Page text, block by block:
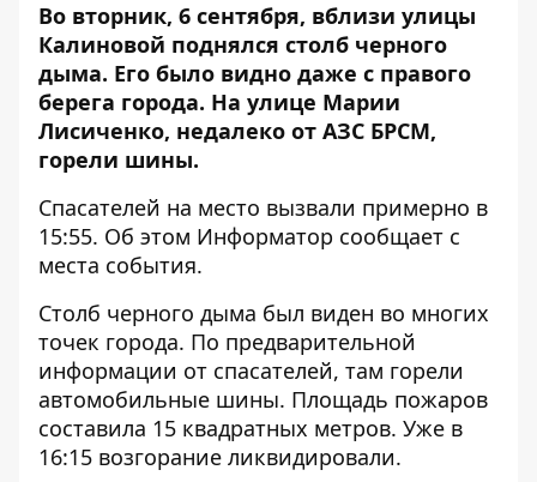
Во вторник, 6 сентября, вблизи улицы
Калиновой поднялся столб черного
дыма. Его было видно даже с правого
берега города. На улице Марии
Лисиченко, недалеко от АЗС БРСМ,
горели шины.
Спасателей на место вызвали примерно в
15:55. Об этом Информатор сообщает с
места события.
Столб черного дыма был виден во многих
точек города. По предварительной
информации от спасателей, там горели
автомобильные шины. Площадь пожаров
составила 15 квадратных метров. Уже в
16:15 возгорание ликвидировали.